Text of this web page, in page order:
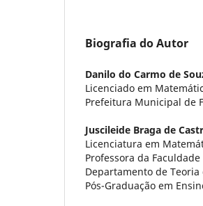
Biografia do Autor
Danilo do Carmo de
Licenciado em
Prefeitura Municipal de
Juscileide Braga de
Licenciatura em
Professora da
Departamento de
Pós-Graduação em